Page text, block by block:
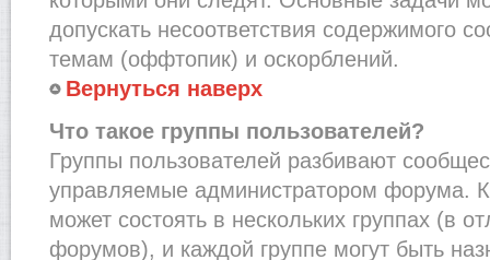
допускать несоответствия содержимого
темам (оффтопик) и оскорблений.
Вернуться наверх
Что такое группы пользователей?
Группы пользователей разбивают
управляемые администратором форума.
может состоять в нескольких группах (в
форумов), и каждой группе могут быть